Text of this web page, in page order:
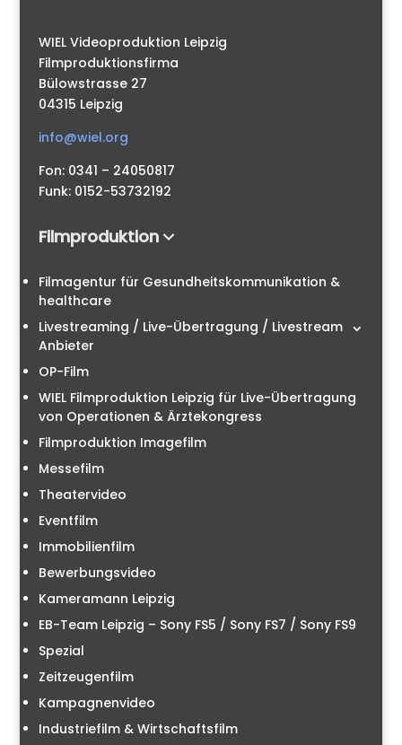
WIEL Videoproduktion Leipzig
Filmproduktionsfirma
Bülowstrasse 27
04315 Leipzig
info@wiel.org
Fon: 0341 – 24050817
Funk: 0152-53732192
Filmproduktion
Filmagentur für Gesundheitskommunikation &
healthcare
Livestreaming / Live-Übertragung / Livestream
Anbieter
OP-Film
WIEL Filmproduktion Leipzig für Live-Übertragung
von Operationen & Ärztekongress
Filmproduktion Imagefilm
Messefilm
Theatervideo
Eventfilm
Immobilienfilm
Bewerbungsvideo
Kameramann Leipzig
EB-Team Leipzig – Sony FS5 / Sony FS7 / Sony FS9
Spezial
Zeitzeugenfilm
Kampagnenvideo
Industriefilm & Wirtschaftsfilm